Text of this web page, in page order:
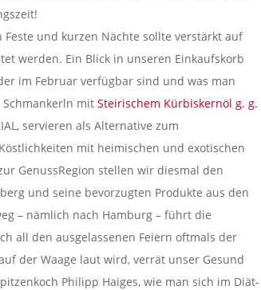
und kurzen Nächte sollte verstärkt auf
werden. Ein Blick in unseren Einkaufskorb
im Februar verfügbar sind und was man
mit Steirischem Kürbiskernöl g. g.
servieren als Alternative zum
mit heimischen und exotischen
GenussRegion stellen wir diesmal den
und seine bevorzugten Produkte aus den
– nämlich nach Hamburg – führt die
all den ausgelassenen Feiern oftmals der
der Waage laut wird, verrät unser Gesund
Philipp Haiges, wie man sich im Diät-